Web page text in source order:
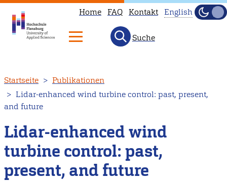
zum
Inhalt
Home FAQ Kontakt
available
English
Hell
Suche
Startseite
Publikationen
Lidar-enhanced wind turbine control: past, present,
and future
Lidar-enhanced wind
turbine control: past,
present, and future